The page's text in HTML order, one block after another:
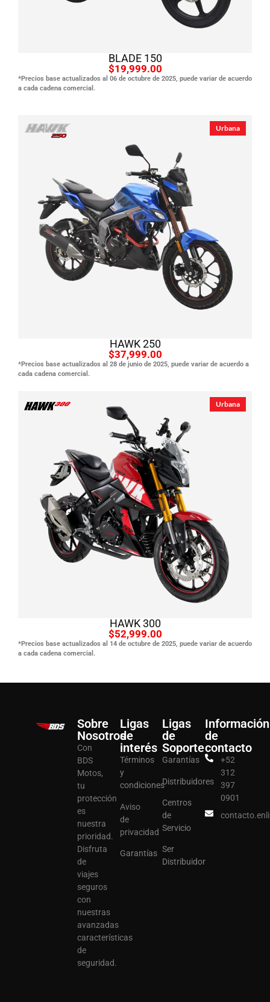
BLADE 150
$19,999.00
*Precios base actualizados al 06 de octubre de 2025, puede variar de acuerdo
a cada cadena comercial.
Urbana
HAWK 250
$37,999.00
*Precios base actualizados al 28 de junio de 2025, puede variar de acuerdo a
cada cadena comercial.
Urbana
HAWK 300
$52,999.00
*Precios base actualizados al 14 de octubre de 2025, puede variar de acuerdo
a cada cadena comercial.
Sobre
Nosotros
Con
BDS
Motos,
tu
protección
es
nuestra
prioridad.
Disfruta
de
viajes
seguros
con
nuestras
avanzadas
características
de
seguridad.
Ligas
de
interés
Términos
y
condiciones
Aviso
de
privacidad
Garantías
Ligas
de
Soporte
Garantías
Distribuidores
Centros
de
Servicio
Ser
Distribuidor
Información
de
contacto
+52
312
397
0901